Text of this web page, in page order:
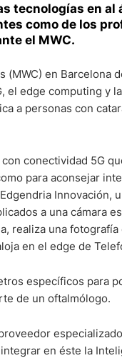
tecnologías en al
como de los
el MWC.
en Barcelona
el edge computing y
a personas con
conectividad 5G
para aconsejar
Innovación,
a una cámara
realiza una
en el edge de
específicos para
de un oftalmólogo.
en éste la